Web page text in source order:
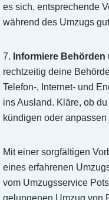
es sich, entsprechende
während des Umzugs
7. Informiere
rechtzeitig deine
Telefon-, Internet- und
ins Ausland. Kläre, ob
kündigen oder anpassen
Mit einer sorgfältigen
eines erfahrenen
vom Umzugsservice
gelungenen Umzug von